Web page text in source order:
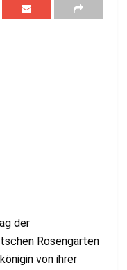
der
Rosengarten
von ihrer